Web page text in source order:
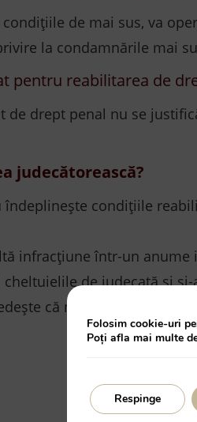
de mai sus, va
la condamnările mai
pentru reabilitarea de
de drept penal nu se
judecătorească?
îndeplinește condițiile
infracțiune într-un
de judecată și
că nu a avut
Folosim cookie-uri
Poți afla mai multe
Respinge